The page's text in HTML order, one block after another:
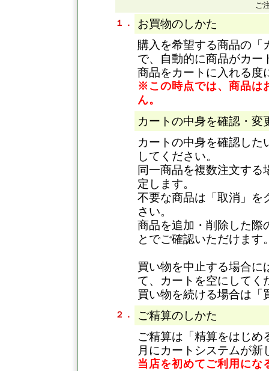
ご
１．
お買物のしかた
購入を希望する商品の「
で、自動的に商品がカー
商品をカートに入れる度
※この時点では、商品は
ん。
カートの中身を確認・変
カートの中身を確認した
してください。
同一商品を複数注文す
定します。
不要な商品は「取消」を
さい。
商品を追加・削除した際
とでご確認いただけます
買い物を中止する場合に
て、カートを空にしてく
買い物を続ける場合は「
２．
ご精算のしかた
ご精算は「精算をはじめ
月にカートシステムが新
当店を初めてご利用にな